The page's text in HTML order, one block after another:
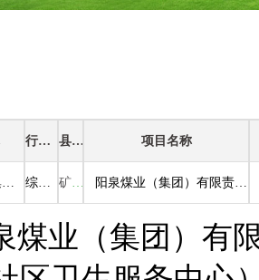
行业类别 县区 项目名称
阳泉煤业（集团）有限责任公司总医院四矿医院（桥头社区卫生服务中心）突发环境事件应急预案公示 综合医院 矿区 阳泉煤业（集团）有限责任公司总医院四矿医院（桥头社区卫生服务中心）突发环境事件应急预案
煤业（集团）有